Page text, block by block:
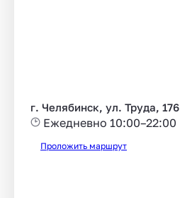
г. Челябинск, ул. Труда, 176
Ежедневно 10:00–22:00
Проложить маршрут